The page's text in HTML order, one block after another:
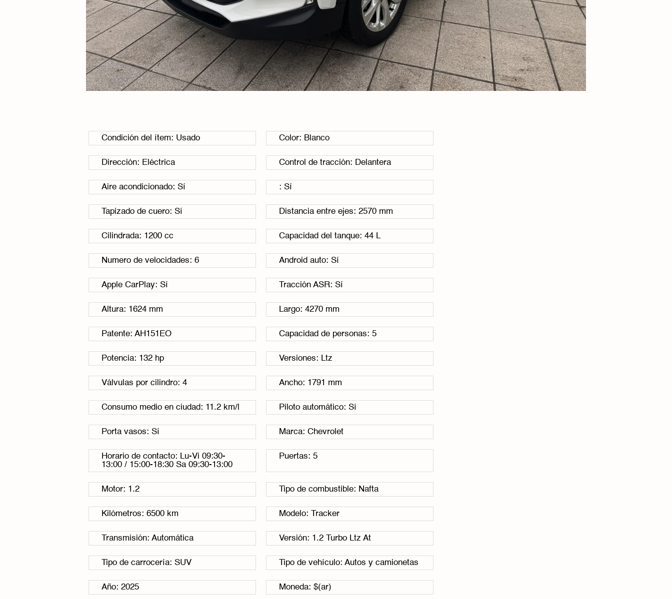
Condición del ítem: Usado Color: Blanco
Dirección: Eléctrica Control de tracción: Delantera
Aire acondicionado: Sí : Sí
Tapizado de cuero: Sí Distancia entre ejes: 2570 mm
Cilindrada: 1200 cc Capacidad del tanque: 44 L
Numero de velocidades: 6 Android auto: Sí
Apple CarPlay: Sí Tracción ASR: Sí
Altura: 1624 mm Largo: 4270 mm
Patente: AH151EO Capacidad de personas: 5
Potencia: 132 hp Versiones: Ltz
Válvulas por cilindro: 4 Ancho: 1791 mm
Consumo medio en ciudad: 11.2 km/l Piloto automático: Sí
Porta vasos: Sí Marca: Chevrolet
Horario de contacto: Lu-Vi 09:30-
13:00 / 15:00-18:30 Sa 09:30-13:00
Puertas: 5
Motor: 1.2 Tipo de combustible: Nafta
Kilómetros: 6500 km Modelo: Tracker
Transmisión: Automática Versión: 1.2 Turbo Ltz At
Tipo de carrocería: SUV Tipo de vehículo: Autos y camionetas
Año: 2025 Moneda: $(ar)